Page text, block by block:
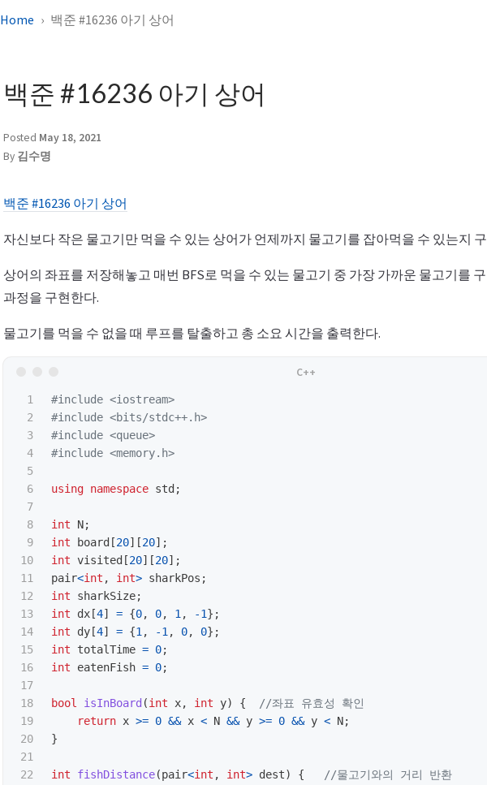
Home 백준 #16236 아기 상어
백준 #16236 아기 상어
Posted May 18, 2021
By 김수명
백준 #16236 아기 상어
자신보다 작은 물고기만 먹을 수 있는 상어가 언제까지 물고기를 잡아먹을 수 있는지
상어의 좌표를 저장해놓고 매번 BFS로 먹을 수 있는 물고기 중 가장 가까운 물고기를
과정을 구현한다.
물고기를 먹을 수 없을 때 루프를 탈출하고 총 소요 시간을 출력한다.
1
2
3
4
5
6
7
8
9
10
11
12
13
14
15
16
17
18
19
20
21
22
#include <iostream>
#include <bits/stdc++.h>
#include <queue>
#include <memory.h>
using namespace std ;
int N;
int
board [20][20];
int visited [20][20];
pair<int , int> sharkPos ;
int
sharkSize;
int
dx [4] = {0, 0, 1 , -1};
int
dy [4] = {1 , -1 , 0, 0};
int
totalTime = 0;
int
eatenFish = 0;
bool isInBoard (int x, int y) {
//좌표 유효성 확인
return x >= 0 && x < N && y >= 0 && y < N;
}
int fishDistance(pair<int , int> dest) {
//물고기와의 거리 반환